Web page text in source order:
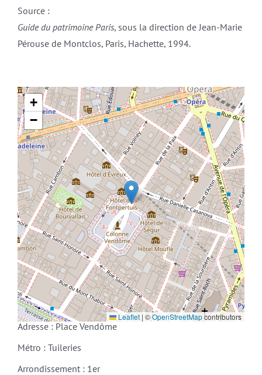
Source :
Guide du patrimoine Paris, sous la direction de Jean-Marie
Pérouse de Montclos, Paris, Hachette, 1994.
+
−
Leaflet | ©OpenStreetMapcontributors
Adresse : Place Vendôme
Métro : Tuileries
Arrondissement : 1er